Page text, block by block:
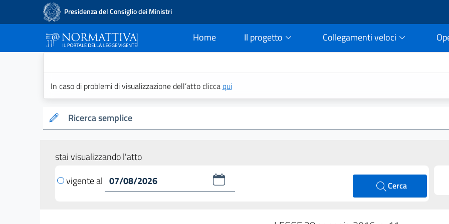
Presidenza del Consiglio dei Ministri
Home
current Il progetto Collegamenti veloci
In caso di problemi di visualizzazione dell’atto cliccaqui
Ricerca semplice
stai visualizzando l'atto
vigente al
Cerca